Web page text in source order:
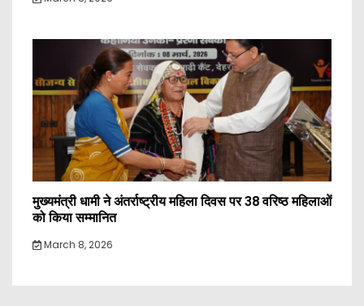
मुख्यमंत्री धामी ने अंतर्राष्ट्रीय महिला दिवस पर 38 वरिष्ठ महिलाओं
को किया सम्मानित
March 8, 2026